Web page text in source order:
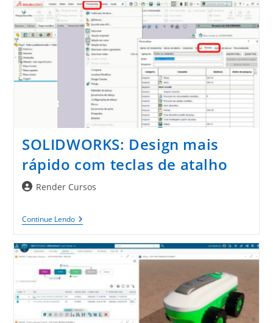
De
Novo
No
Siemens
NX:
PCB
Design
SOLIDWORKS: Design mais
rápido com teclas de atalho
AutorRender Cursos
Continue LendoSOLIDWORKS:
Design
Rápido
Com
Teclas
De